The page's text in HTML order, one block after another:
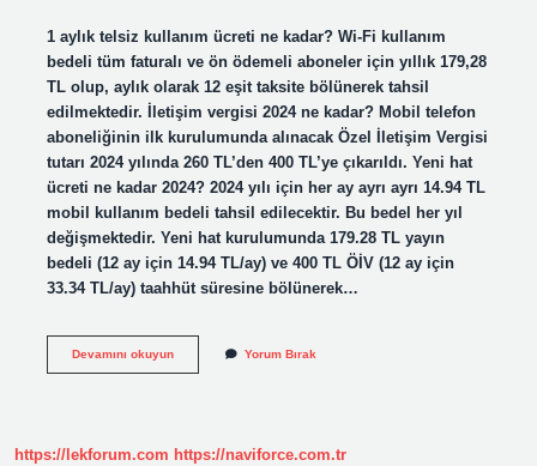
1 aylık telsiz kullanım ücreti ne kadar? Wi-Fi kullanım
bedeli tüm faturalı ve ön ödemeli aboneler için yıllık 179,28
TL olup, aylık olarak 12 eşit taksite bölünerek tahsil
edilmektedir. İletişim vergisi 2024 ne kadar? Mobil telefon
aboneliğinin ilk kurulumunda alınacak Özel İletişim Vergisi
tutarı 2024 yılında 260 TL’den 400 TL’ye çıkarıldı. Yeni hat
ücreti ne kadar 2024? 2024 yılı için her ay ayrı ayrı 14.94 TL
mobil kullanım bedeli tahsil edilecektir. Bu bedel her yıl
değişmektedir. Yeni hat kurulumunda 179.28 TL yayın
bedeli (12 ay için 14.94 TL/ay) ve 400 TL ÖİV (12 ay için
33.34 TL/ay) taahhüt süresine bölünerek…
Devamını okuyun2024
Yorum Bırak
https://lekforum.com https://naviforce.com.tr